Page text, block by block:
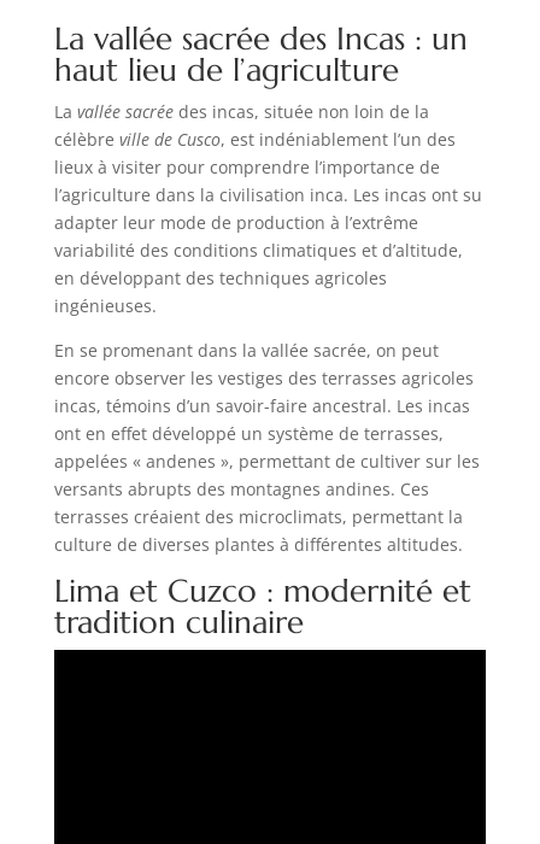
La vallée sacrée des Incas : un
haut lieu de l’agriculture
La vallée sacréedes incas, située non loin de la
célèbre ville de Cusco, est indéniablement l’un des
lieux à visiter pour comprendre l’importance de
l’agriculture dans la civilisation inca. Les incas ont su
adapter leur mode de production à l’extrême
variabilité des conditions climatiques et d’altitude,
en développant des techniques agricoles
ingénieuses.
En se promenant dans la vallée sacrée, on peut
encore observer les vestiges des terrasses agricoles
incas, témoins d’un savoir-faire ancestral. Les incas
ont en effet développé un système de terrasses,
appelées « andenes », permettant de cultiver sur les
versants abrupts des montagnes andines. Ces
terrasses créaient des microclimats, permettant la
culture de diverses plantes à différentes altitudes.
Lima et Cuzco : modernité et
tradition culinaire